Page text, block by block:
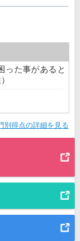
った事があると
別得点の詳細を見る